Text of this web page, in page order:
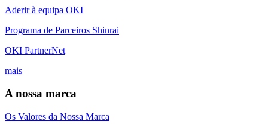
Aderir à equipa OKI
Programa de Parceiros Shinrai
OKI PartnerNet
mais
A nossa marca
Os Valores da Nossa Marca